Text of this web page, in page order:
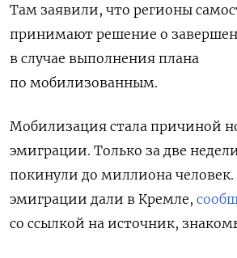
Там заявили, что регионы
принимают решение о
в случае выполнения плана
по мобилизованным.
Мобилизация стала причиной
эмиграции. Только за две
покинули до миллиона
эмиграции дали в Кремле,
со ссылкой на источник,